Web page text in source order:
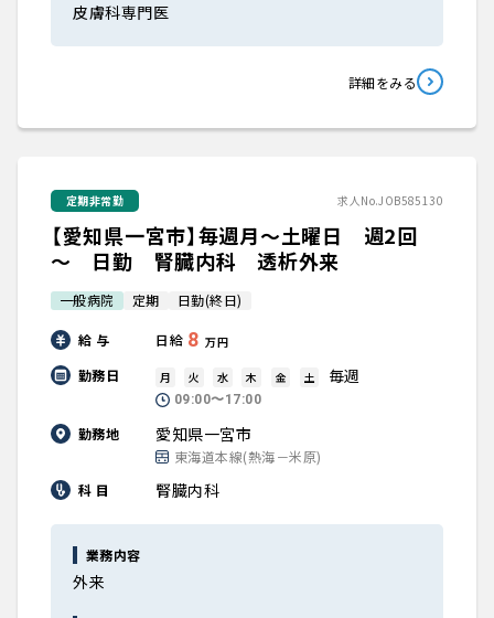
皮膚科専門医
詳細をみる
定期非常勤 求人No.JOB585130
【愛知県一宮市】毎週月～土曜日 週2回
～ 日勤 腎臓内科 透析外来
一般病院 定期 日勤(終日)
給 与 日給 8 万円
勤務日 月 火 水 木 金 土 毎週
09:00〜17:00
勤務地 愛知県一宮市
東海道本線(熱海－米原)
科 目
腎臓内科
業務内容
外来